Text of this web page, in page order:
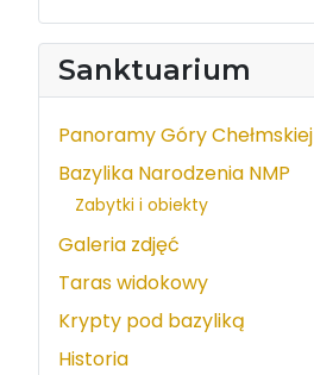
Sanktuarium
Panoramy Góry Chełmskiej
Bazylika Narodzenia NMP
Zabytki i obiekty
Galeria zdjęć
Taras widokowy
Krypty pod bazyliką
Historia